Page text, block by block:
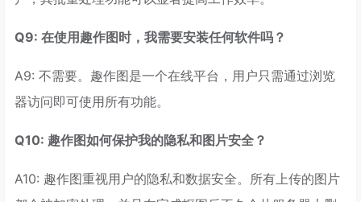
Q9: 在使用趣作图时，我需要安装任何软件吗？
A9: 不需要。趣作图是一个在线平台，用户只需通过浏览
器访问即可使用所有功能。
Q10: 趣作图如何保护我的隐私和图片安全？
A10: 趣作图重视用户的隐私和数据安全。所有上传的图片